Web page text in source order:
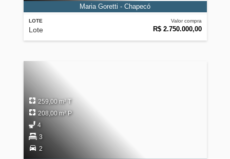
LOTE
Lote
Valor compra
R$ 2.750.000,00
Maria Goretti - Chapecó
259,00 m² T
208,00 m² P
4
3
2